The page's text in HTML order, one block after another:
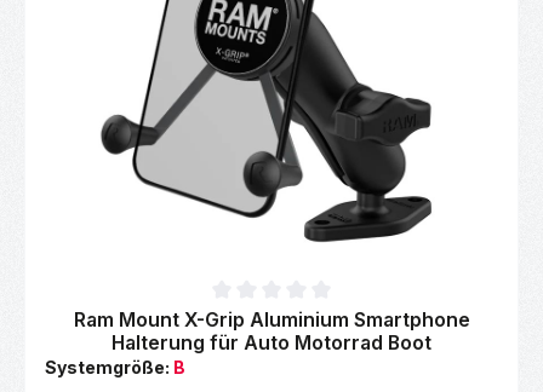
Durchschnittliche Bewertung von 0 von 5 Sternen
Ram Mount X-Grip Aluminium Smartphone
Halterung für Auto Motorrad Boot
Systemgröße: B